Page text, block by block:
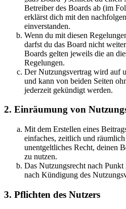
Betreiber des Boards ab (im
erklärst dich mit den
einverstanden.
Wenn du mit diesen
darfst du das Board nicht
Boards gelten jeweils die an
Regelungen.
Der Nutzungsvertrag wird auf
und kann von beiden Seiten
jederzeit gekündigt werden.
2. Einräumung von
Mit dem Erstellen eines
einfaches, zeitlich und
unentgeltliches Recht, deinen
zu nutzen.
Das Nutzungsrecht nach
nach Kündigung des
3. Pflichten des Nutzers